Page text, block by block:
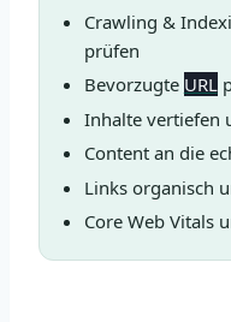
Crawling &
prüfen
Bevorzugte URL
Inhalte vertiefen
Content an die
Links organisch
Core Web Vitals